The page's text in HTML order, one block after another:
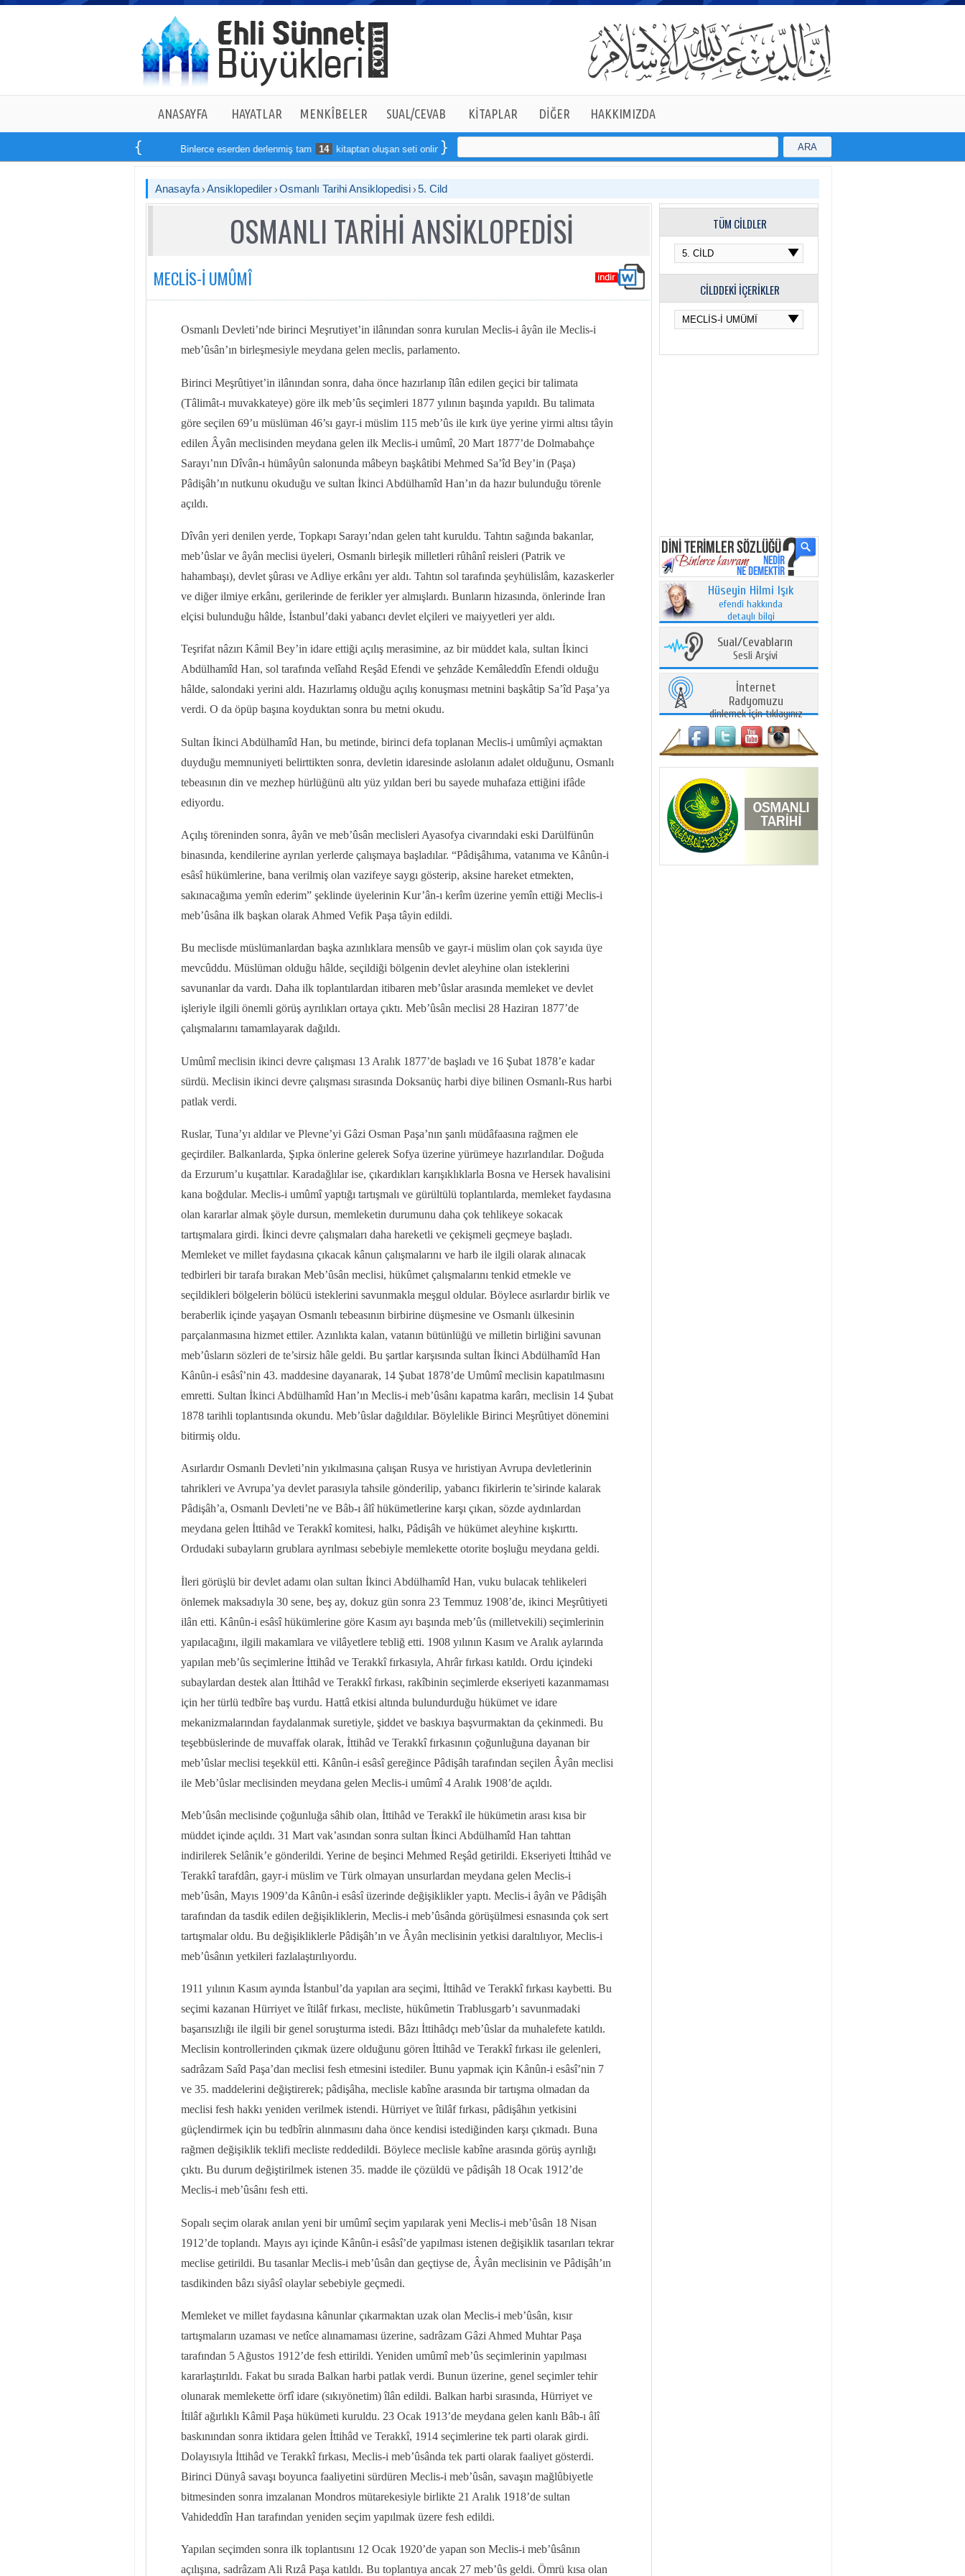
ANASAYFA HAYATLAR MENKÎBELER SUAL/CEVAB KİTAPLAR DİĞER HAKKIMIZDA
Binlerce eserden derlenmiş tam 14 kitaptan oluşan seti online sipariş verebilirsiniz ARA
Anasayfa Ansiklopediler Osmanlı Tarihi Ansiklopedisi 5. Cild
OSMANLI TARİHİ ANSİKLOPEDİSİ
MECLİS-İ UMÛMÎ
Osmanlı Devleti’nde birinci Meşrutiyet’in ilânından sonra kurulan Meclis-i âyân ile Meclis-i
meb’ûsân’ın birleşmesiyle meydana gelen meclis, parlamento.
Birinci Meşrûtiyet’in ilânından sonra, daha önce hazırlanıp îlân edilen geçici bir talimata
(Tâlimât-ı muvakkateye) göre ilk meb’ûs seçimleri 1877 yılının başında yapıldı. Bu talimata
göre seçilen 69’u müslüman 46’sı gayr-i müslim 115 meb’ûs ile kırk üye yerine yirmi altısı tâyin
edilen Âyân meclisinden meydana gelen ilk Meclis-i umûmî, 20 Mart 1877’de Dolmabahçe
Sarayı’nın Dîvân-ı hümâyûn salonunda mâbeyn başkâtibi Mehmed Sa’îd Bey’in (Paşa)
Pâdişâh’ın nutkunu okuduğu ve sultan İkinci Abdülhamîd Han’ın da hazır bulunduğu törenle
açıldı.
Dîvân yeri denilen yerde, Topkapı Sarayı’ndan gelen taht kuruldu. Tahtın sağında bakanlar,
meb’ûslar ve âyân meclisi üyeleri, Osmanlı birleşik milletleri rûhânî reisleri (Patrik ve
hahambaşı), devlet şûrası ve Adliye erkânı yer aldı. Tahtın sol tarafında şeyhülislâm, kazaskerler
ve diğer ilmiye erkânı, gerilerinde de ferikler yer almışlardı. Bunların hizasında, önlerinde İran
elçisi bulunduğu hâlde, İstanbul’daki yabancı devlet elçileri ve maiyyetleri yer aldı.
Teşrifat nâzırı Kâmil Bey’in idare ettiği açılış merasimine, az bir müddet kala, sultan İkinci
Abdülhamîd Han, sol tarafında velîahd Reşâd Efendi ve şehzâde Kemâleddîn Efendi olduğu
hâlde, salondaki yerini aldı. Hazırlamış olduğu açılış konuşması metnini başkâtip Sa’îd Paşa’ya
verdi. O da öpüp başına koyduktan sonra bu metni okudu.
Sultan İkinci Abdülhamîd Han, bu metinde, birinci defa toplanan Meclis-i umûmîyi açmaktan
duyduğu memnuniyeti belirttikten sonra, devletin idaresinde aslolanın adalet olduğunu, Osmanlı
tebeasının din ve mezhep hürlüğünü altı yüz yıldan beri bu sayede muhafaza ettiğini ifâde
ediyordu.
Açılış töreninden sonra, âyân ve meb’ûsân meclisleri Ayasofya civarındaki eski Darülfünûn
binasında, kendilerine ayrılan yerlerde çalışmaya başladılar. “Pâdişâhıma, vatanıma ve Kânûn-i
esâsî hükümlerine, bana verilmiş olan vazifeye saygı gösterip, aksine hareket etmekten,
sakınacağıma yemîn ederim” şeklinde üyelerinin Kur’ân-ı kerîm üzerine yemîn ettiği Meclis-i
meb’ûsâna ilk başkan olarak Ahmed Vefik Paşa tâyin edildi.
Bu meclisde müslümanlardan başka azınlıklara mensûb ve gayr-i müslim olan çok sayıda üye
mevcûddu. Müslüman olduğu hâlde, seçildiği bölgenin devlet aleyhine olan isteklerini
savunanlar da vardı. Daha ilk toplantılardan itibaren meb’ûslar arasında memleket ve devlet
işleriyle ilgili önemli görüş ayrılıkları ortaya çıktı. Meb’ûsân meclisi 28 Haziran 1877’de
çalışmalarını tamamlayarak dağıldı.
Umûmî meclisin ikinci devre çalışması 13 Aralık 1877’de başladı ve 16 Şubat 1878’e kadar
sürdü. Meclisin ikinci devre çalışması sırasında Doksanüç harbi diye bilinen Osmanlı-Rus harbi
patlak verdi.
Ruslar, Tuna’yı aldılar ve Plevne’yi Gâzi Osman Paşa’nın şanlı müdâfaasına rağmen ele
geçirdiler. Balkanlarda, Şıpka önlerine gelerek Sofya üzerine yürümeye hazırlandılar. Doğuda
da Erzurum’u kuşattılar. Karadağlılar ise, çıkardıkları karışıklıklarla Bosna ve Hersek havalisini
kana boğdular. Meclis-i umûmî yaptığı tartışmalı ve gürültülü toplantılarda, memleket faydasına
olan kararlar almak şöyle dursun, memleketin durumunu daha çok tehlikeye sokacak
tartışmalara girdi. İkinci devre çalışmaları daha hareketli ve çekişmeli geçmeye başladı.
Memleket ve millet faydasına çıkacak kânun çalışmalarını ve harb ile ilgili olarak alınacak
tedbirleri bir tarafa bırakan Meb’ûsân meclisi, hükûmet çalışmalarını tenkid etmekle ve
seçildikleri bölgelerin bölücü isteklerini savunmakla meşgul oldular. Böylece asırlardır birlik ve
beraberlik içinde yaşayan Osmanlı tebeasının birbirine düşmesine ve Osmanlı ülkesinin
parçalanmasına hizmet ettiler. Azınlıkta kalan, vatanın bütünlüğü ve milletin birliğini savunan
meb’ûsların sözleri de te’sirsiz hâle geldi. Bu şartlar karşısında sultan İkinci Abdülhamîd Han
Kânûn-i esâsî’nin 43. maddesine dayanarak, 14 Şubat 1878’de Umûmî meclisin kapatılmasını
emretti. Sultan İkinci Abdülhamîd Han’ın Meclis-i meb’ûsânı kapatma karârı, meclisin 14 Şubat
1878 tarihli toplantısında okundu. Meb’ûslar dağıldılar. Böylelikle Birinci Meşrûtiyet dönemini
bitirmiş oldu.
Asırlardır Osmanlı Devleti’nin yıkılmasına çalışan Rusya ve hıristiyan Avrupa devletlerinin
tahrikleri ve Avrupa’ya devlet parasıyla tahsile gönderilip, yabancı fikirlerin te’sirinde kalarak
Pâdişâh’a, Osmanlı Devleti’ne ve Bâb-ı âlî hükümetlerine karşı çıkan, sözde aydınlardan
meydana gelen İttihâd ve Terakkî komitesi, halkı, Pâdişâh ve hükümet aleyhine kışkırttı.
Ordudaki subayların grublara ayrılması sebebiyle memlekette otorite boşluğu meydana geldi.
İleri görüşlü bir devlet adamı olan sultan İkinci Abdülhamîd Han, vuku bulacak tehlikeleri
önlemek maksadıyla 30 sene, beş ay, dokuz gün sonra 23 Temmuz 1908’de, ikinci Meşrûtiyeti
ilân etti. Kânûn-i esâsî hükümlerine göre Kasım ayı başında meb’ûs (milletvekili) seçimlerinin
yapılacağını, ilgili makamlara ve vilâyetlere tebliğ etti. 1908 yılının Kasım ve Aralık aylarında
yapılan meb’ûs seçimlerine İttihâd ve Terakkî fırkasıyla, Ahrâr fırkası katıldı. Ordu içindeki
subaylardan destek alan İttihâd ve Terakkî fırkası, rakîbinin seçimlerde ekseriyeti kazanmaması
için her türlü tedbîre baş vurdu. Hattâ etkisi altında bulundurduğu hükümet ve idare
mekanizmalarından faydalanmak suretiyle, şiddet ve baskıya başvurmaktan da çekinmedi. Bu
teşebbüslerinde de muvaffak olarak, İttihâd ve Terakkî fırkasının çoğunluğuna dayanan bir
meb’ûslar meclisi teşekkül etti. Kânûn-i esâsî gereğince Pâdişâh tarafından seçilen Âyân meclisi
ile Meb’ûslar meclisinden meydana gelen Meclis-i umûmî 4 Aralık 1908’de açıldı.
Meb’ûsân meclisinde çoğunluğa sâhib olan, İttihâd ve Terakkî ile hükümetin arası kısa bir
müddet içinde açıldı. 31 Mart vak’asından sonra sultan İkinci Abdülhamîd Han tahttan
indirilerek Selânik’e gönderildi. Yerine de beşinci Mehmed Reşâd getirildi. Ekseriyeti İttihâd ve
Terakkî tarafdârı, gayr-i müslim ve Türk olmayan unsurlardan meydana gelen Meclis-i
meb’ûsân, Mayıs 1909’da Kânûn-i esâsî üzerinde değişiklikler yaptı. Meclis-i âyân ve Pâdişâh
tarafından da tasdik edilen değişikliklerin, Meclis-i meb’ûsânda görüşülmesi esnasında çok sert
tartışmalar oldu. Bu değişikliklerle Pâdişâh’ın ve Âyân meclisinin yetkisi daraltılıyor, Meclis-i
meb’ûsânın yetkileri fazlalaştırılıyordu.
1911 yılının Kasım ayında İstanbul’da yapılan ara seçimi, İttihâd ve Terakkî fırkası kaybetti. Bu
seçimi kazanan Hürriyet ve îtilâf fırkası, mecliste, hükûmetin Trablusgarb’ı savunmadaki
başarısızlığı ile ilgili bir genel soruşturma istedi. Bâzı İttihâdçı meb’ûslar da muhalefete katıldı.
Meclisin kontrollerinden çıkmak üzere olduğunu gören İttihâd ve Terakkî fırkası ile gelenleri,
sadrâzam Saîd Paşa’dan meclisi fesh etmesini istediler. Bunu yapmak için Kânûn-i esâsî’nin 7
ve 35. maddelerini değiştirerek; pâdişâha, meclisle kabîne arasında bir tartışma olmadan da
meclisi fesh hakkı yeniden verilmek istendi. Hürriyet ve îtilâf fırkası, pâdişâhın yetkisini
güçlendirmek için bu tedbîrin alınmasını daha önce kendisi istediğinden karşı çıkmadı. Buna
rağmen değişiklik teklifi mecliste reddedildi. Böylece meclisle kabîne arasında görüş ayrılığı
çıktı. Bu durum değiştirilmek istenen 35. madde ile çözüldü ve pâdişâh 18 Ocak 1912’de
Meclis-i meb’ûsânı fesh etti.
Sopalı seçim olarak anılan yeni bir umûmî seçim yapılarak yeni Meclis-i meb’ûsân 18 Nisan
1912’de toplandı. Mayıs ayı içinde Kânûn-i esâsî’de yapılması istenen değişiklik tasarıları tekrar
meclise getirildi. Bu tasanlar Meclis-i meb’ûsân dan geçtiyse de, Âyân meclisinin ve Pâdişâh’ın
tasdikinden bâzı siyâsî olaylar sebebiyle geçmedi.
Memleket ve millet faydasına kânunlar çıkarmaktan uzak olan Meclis-i meb’ûsân, kısır
tartışmaların uzaması ve netîce alınamaması üzerine, sadrâzam Gâzi Ahmed Muhtar Paşa
tarafından 5 Ağustos 1912’de fesh ettirildi. Yeniden umûmî meb’ûs seçimlerinin yapılması
kararlaştırıldı. Fakat bu sırada Balkan harbi patlak verdi. Bunun üzerine, genel seçimler tehir
olunarak memlekette örfî idare (sıkıyönetim) îlân edildi. Balkan harbi sırasında, Hürriyet ve
İtilâf ağırlıklı Kâmil Paşa hükümeti kuruldu. 23 Ocak 1913’de meydana gelen kanlı Bâb-ı âlî
baskınından sonra iktidara gelen İttihâd ve Terakkî, 1914 seçimlerine tek parti olarak girdi.
Dolayısıyla İttihâd ve Terakkî fırkası, Meclis-i meb’ûsânda tek parti olarak faaliyet gösterdi.
Birinci Dünyâ savaşı boyunca faaliyetini sürdüren Meclis-i meb’ûsân, savaşın mağlûbiyetle
bitmesinden sonra imzalanan Mondros mütarekesiyle birlikte 21 Aralık 1918’de sultan
Vahideddîn Han tarafından yeniden seçim yapılmak üzere fesh edildi.
Yapılan seçimden sonra ilk toplantısını 12 Ocak 1920’de yapan son Meclis-i meb’ûsânın
açılışına, sadrâzam Ali Rızâ Paşa katıldı. Bu toplantıya ancak 27 meb’ûs geldi. Ömrü kısa olan
TÜM CİLDLER
CİLDDEKİ İÇERİKLER
Hüseyin Hilmi Işık
efendi hakkında
detaylı bilgi
Sual/Cevabların
Sesli Arşivi
İnternet
Radyomuzu
dinlemek için tıklayınız